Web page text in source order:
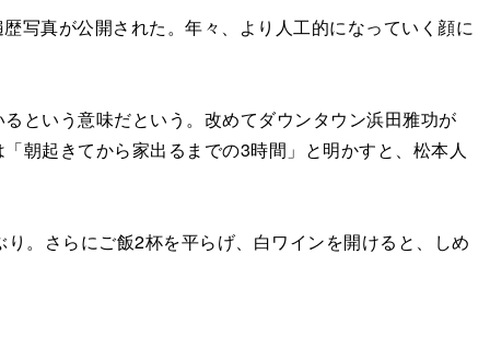
写真が公開された。年々、より人工的になっていく顔に
という意味だという。改めてダウンタウン浜田雅功が
朝起きてから家出るまでの3時間」と明かすと、松本人
。さらにご飯2杯を平らげ、白ワインを開けると、しめ